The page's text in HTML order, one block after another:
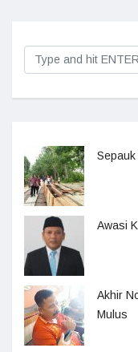
Awasi
Akhir
Mulus